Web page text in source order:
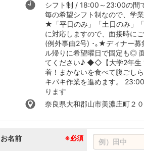
シフト制 / 18:00～23:00の間
毎の希望シフト制なので、学
★「平日のみ」「土日のみ」
に対応しますので、面接時に
(例外事由2号) ･｡★ディナー
ル帰りに希望曜日で固定も◎
てください♪ ◆◇【大学2年生
着！まかないを食べて腹ごし
キパキ作業を進めます。
ります
奈良県大和郡山市美濃庄町２０
お名前 ※必須